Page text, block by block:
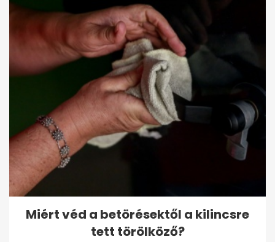
Miért véd a betörésektől a kilincsre
tett törölköző?